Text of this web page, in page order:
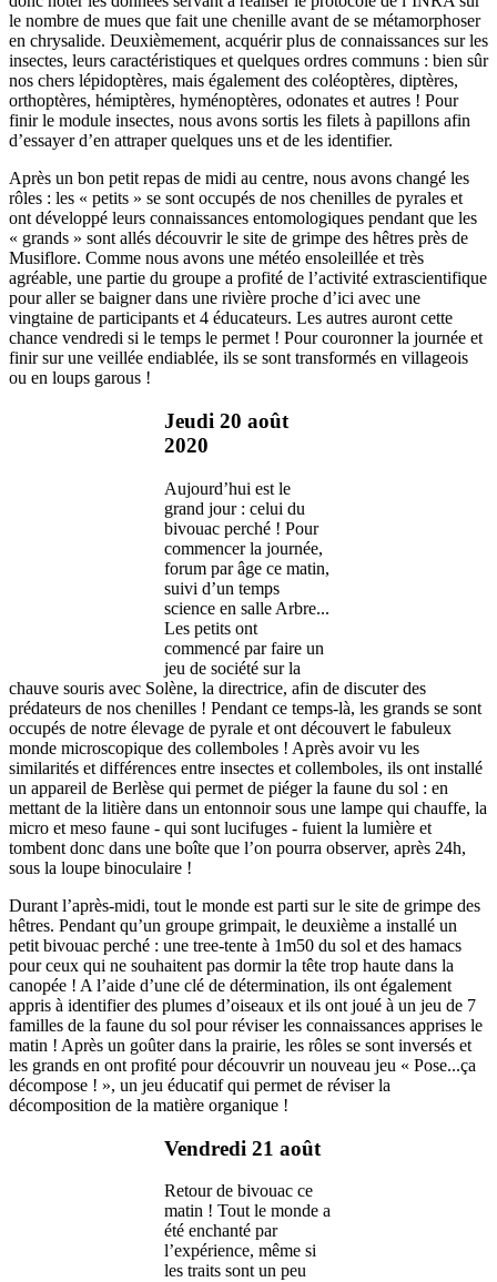
le nombre de mues que fait une chenille avant de se métamorphoser
en chrysalide. Deuxièmement, acquérir plus de connaissances sur les
insectes, leurs caractéristiques et quelques ordres communs : bien sûr
nos chers lépidoptères, mais également des coléoptères, diptères,
orthoptères, hémiptères, hyménoptères, odonates et autres ! Pour
finir le module insectes, nous avons sortis les filets à papillons afin
d’essayer d’en attraper quelques uns et de les identifier.
Après un bon petit repas de midi au centre, nous avons changé les
rôles : les « petits » se sont occupés de nos chenilles de pyrales et
ont développé leurs connaissances entomologiques pendant que les
« grands » sont allés découvrir le site de grimpe des hêtres près de
Musiflore. Comme nous avons une météo ensoleillée et très
agréable, une partie du groupe a profité de l’activité extrascientifique
pour aller se baigner dans une rivière proche d’ici avec une
vingtaine de participants et 4 éducateurs. Les autres auront cette
chance vendredi si le temps le permet ! Pour couronner la journée et
finir sur une veillée endiablée, ils se sont transformés en villageois
ou en loups garous !
Jeudi 20 août
2020
Aujourd’hui est le
grand jour : celui du
bivouac perché ! Pour
commencer la journée,
forum par âge ce matin,
suivi d’un temps
science en salle Arbre...
Les petits ont
commencé par faire un
jeu de société sur la
chauve souris avec Solène, la directrice, afin de discuter des
prédateurs de nos chenilles ! Pendant ce temps-là, les grands se sont
occupés de notre élevage de pyrale et ont découvert le fabuleux
monde microscopique des collemboles ! Après avoir vu les
similarités et différences entre insectes et collemboles, ils ont installé
un appareil de Berlèse qui permet de piéger la faune du sol : en
mettant de la litière dans un entonnoir sous une lampe qui chauffe, la
micro et meso faune - qui sont lucifuges - fuient la lumière et
tombent donc dans une boîte que l’on pourra observer, après 24h,
sous la loupe binoculaire !
Durant l’après-midi, tout le monde est parti sur le site de grimpe des
hêtres. Pendant qu’un groupe grimpait, le deuxième a installé un
petit bivouac perché : une tree-tente à 1m50 du sol et des hamacs
pour ceux qui ne souhaitent pas dormir la tête trop haute dans la
canopée ! A l’aide d’une clé de détermination, ils ont également
appris à identifier des plumes d’oiseaux et ils ont joué à un jeu de 7
familles de la faune du sol pour réviser les connaissances apprises le
matin ! Après un goûter dans la prairie, les rôles se sont inversés et
les grands en ont profité pour découvrir un nouveau jeu « Pose...ça
décompose ! », un jeu éducatif qui permet de réviser la
décomposition de la matière organique !
Vendredi 21 août
Retour de bivouac ce
matin ! Tout le monde a
été enchanté par
l’expérience, même si
les traits sont un peu